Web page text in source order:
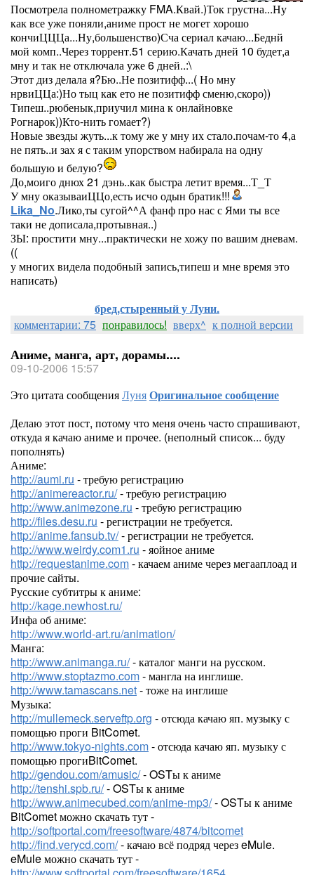
Посмотрела полнометражку FMA.Квай.)Ток грустна...Ну
как все уже поняли,аниме прост не могет хорошо
кончиЦЦЦа...Ну,большенство)Сча сериал качаю...Беднй
мой комп..Через торрент.51 серию.Качать дней 10 будет,а
мну и так не отключала уже 6 дней..:\
Этот диз делала я?Бю..Не позитифф...( Но мну
нрвиЦЦа:)Но тыц как ето не позитифф сменю,скоро))
Типеш..рюбенык,приучил мина к онлайновке
Рогнарок))Кто-нить гомает?)
Новые звезды жуть...к тому же у мну их стало.почам-то 4,а
не пять..и зах я с таким упорством набирала на одну
большую и белую?
До,моиго днюх 21 дэнь..как быстра летит время...Т_Т
У мну оказываиЦЦо,есть исчо одын братик!!!
Lika_No.Лико,ты сугой^^А фанф про нас с Ями ты все
таки не дописала,протывная..)
ЗЫ: простити мну...практически не хожу по вашим дневам.
((
у многих видела подобный запись,типеш и мне время это
написать)
бред,стыренный у Луни.
комментарии: 75 понравилось! вверх^ к полной версии
Аниме, манга, арт, дорамы....
09-10-2006 15:57
Это цитата сообщенияЛуняОригинальное сообщение
Делаю этот пост, потому что меня очень часто спрашивают,
откуда я качаю аниме и прочее. (неполный список... буду
пополнять)
Аниме:
http://aumi.ru - требую регистрацию
http://animereactor.ru/- требую регистрацию
http://www.animezone.ru - требую регистрацию
http://files.desu.ru - регистрации не требуется.
http://anime.fansub.tv/- регистрации не требуется.
http://www.weirdy.com1.ru - яойное аниме
http://requestanime.com- качаем аниме через мегааплоад и
прочие сайты.
Русские субтитры к аниме:
http://kage.newhost.ru/
Инфа об аниме:
http://www.world-art.ru/animation/
Манга:
http://www.animanga.ru/- каталог манги на русском.
http://www.stoptazmo.com- мангла на инглише.
http://www.tamascans.net- тоже на инглише
Музыка:
http://mullemeck.serveftp.org - отсюда качаю яп. музыку с
помощью проги BitComet.
http://www.tokyo-nights.com- отсюда качаю яп. музыку с
помощью прогиBitComet.
http://gendou.com/amusic/- OSTы к аниме
http://tenshi.spb.ru/- OSTы к аниме
http://www.animecubed.com/anime-mp3/- OSTы к аниме
BitComet можно скачать тут -
http://softportal.com/freesoftware/4874/bitcomet
http://find.verycd.com/- качаю всё подряд через eMule.
eMule можно скачать тут -